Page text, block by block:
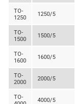
TO-
1250
1250/5
TO-
1500
1500/5
TO-
1600
1600/5
TO-
2000
2000/5
TO-
4000/5